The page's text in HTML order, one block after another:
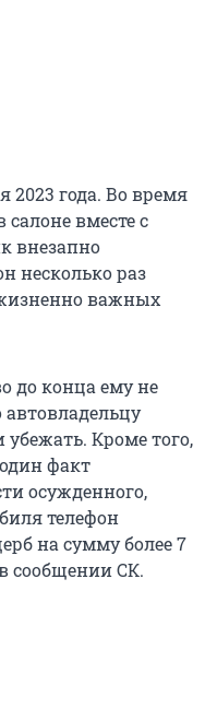
2023 года. Во время
вместе с
внезапно
несколько раз
важных
до конца ему не
автовладельцу
Кроме того,
факт
осужденного,
телефон
на сумму более 7
сообщении СК.